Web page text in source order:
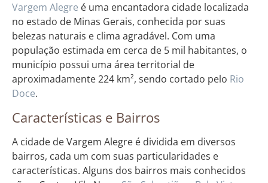
Vargem Alegre é uma encantadora cidade localizada
no estado de Minas Gerais, conhecida por suas
belezas naturais e clima agradável. Com uma
população estimada em cerca de 5 mil habitantes, o
município possui uma área territorial de
aproximadamente 224 km², sendo cortado pelo Rio
Doce.
Características e Bairros
A cidade de Vargem Alegre é dividida em diversos
bairros, cada um com suas particularidades e
características. Alguns dos bairros mais conhecidos